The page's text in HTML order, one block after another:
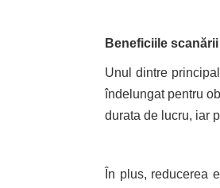
Beneficiile scanării
Unul dintre
îndelungat pentru
durata de lucru, iar
În plus, reducerea